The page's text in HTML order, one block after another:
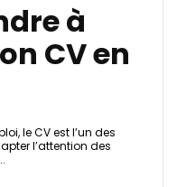
à
CV en
le CV est l’un des
l’attention des